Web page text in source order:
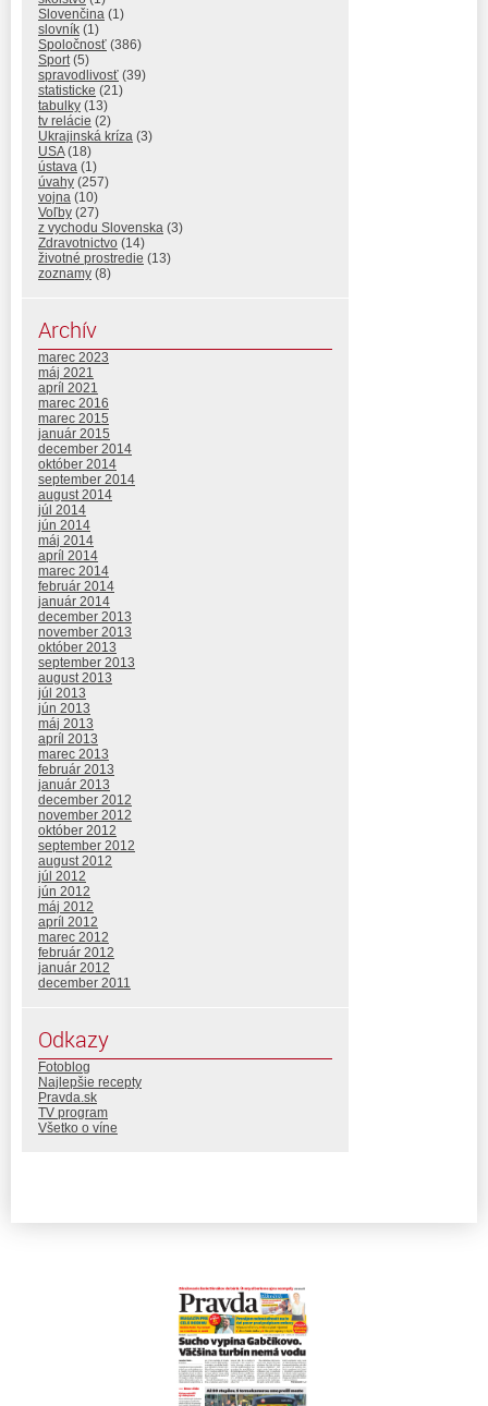
Slovenčina (1)
slovník (1)
Spoločnosť (386)
Sport(5)
spravodlivosť (39)
statisticke (21)
tabulky (13)
tv relácie (2)
Ukrajinská kríza (3)
USA(18)
ústava (1)
úvahy (257)
vojna (10)
Voľby (27)
z vychodu Slovenska (3)
Zdravotnictvo (14)
životné prostredie (13)
zoznamy (8)
Archív
marec 2023
máj 2021
apríl 2021
marec 2016
marec 2015
január 2015
december 2014
október 2014
september 2014
august 2014
júl 2014
jún 2014
máj 2014
apríl 2014
marec 2014
február 2014
január 2014
december 2013
november 2013
október 2013
september 2013
august 2013
júl 2013
jún 2013
máj 2013
apríl 2013
marec 2013
február 2013
január 2013
december 2012
november 2012
október 2012
september 2012
august 2012
júl 2012
jún 2012
máj 2012
apríl 2012
marec 2012
február 2012
január 2012
december 2011
Odkazy
Fotoblog
Najlepšie recepty
Pravda.sk
TV program
Všetko o víne